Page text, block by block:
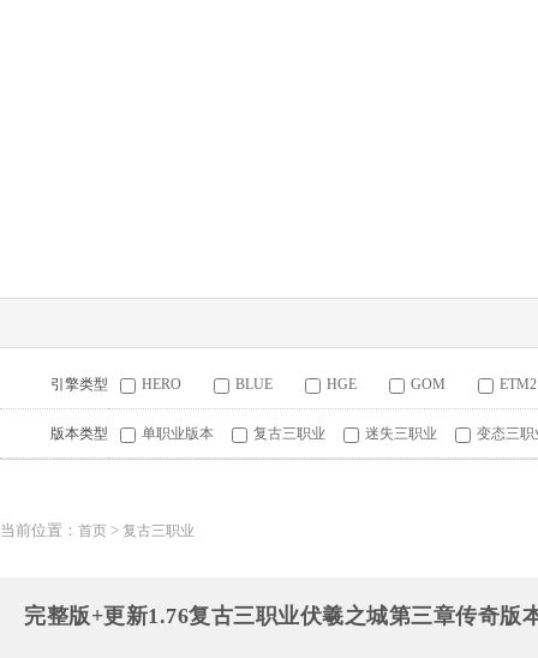
引擎类型 HERO BLUE HGE GOM ETM2
版本类型 单职业版本 复古三职业 迷失三职业 变态三职
当前位置： 首页 > 复古三职业
完整版+更新1.76复古三职业伏羲之城第三章传奇版